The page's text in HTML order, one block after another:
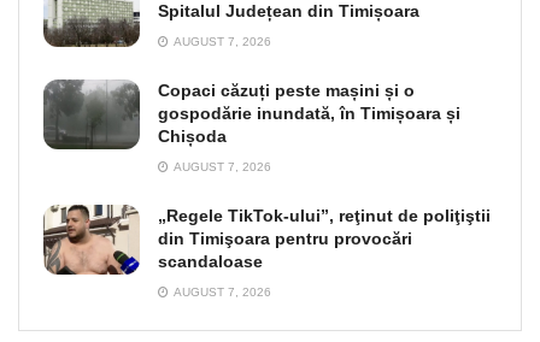
Spitalul Județean din Timișoara
AUGUST 7, 2026
Copaci căzuți peste mașini și o
gospodărie inundată, în Timișoara și
Chișoda
AUGUST 7, 2026
„Regele TikTok-ului”, reţinut de poliţiştii
din Timişoara pentru provocări
scandaloase
AUGUST 7, 2026